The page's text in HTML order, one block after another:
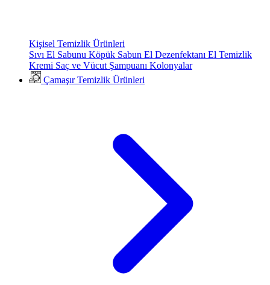
Kişisel Temizlik Ürünleri
Sıvı El Sabunu Köpük Sabun El Dezenfektanı El Temizlik
Kremi Saç ve Vücut Şampuanı Kolonyalar
Çamaşır Temizlik Ürünleri